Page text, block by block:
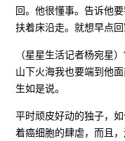
回。他很懂事。告诉他
扶着床沿走。就想早点回
（星星生活记者杨宛星
山下火海我也要端到他
生如是说。
平时顽皮好动的独子，
着癌细胞的肆虐，而且